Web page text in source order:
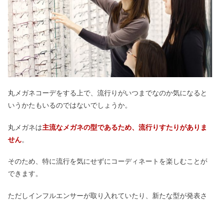
丸メガネコーデをする上で、流行りがいつまでなのか気になると
いうかたもいるのではないでしょうか。
丸メガネは主流なメガネの型であるため、流行りすたりがありま
せん。
そのため、特に流行を気にせずにコーディネートを楽しむことが
できます。
ただしインフルエンサーが取り入れていたり、新たな型が発表さ